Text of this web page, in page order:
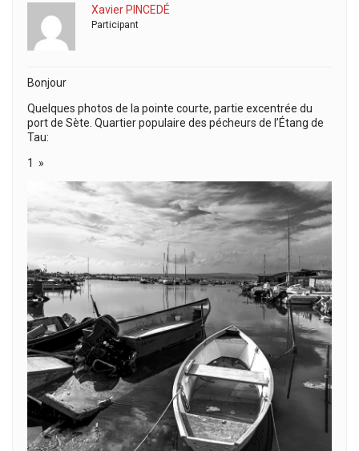
Xavier PINCEDÉ
Participant
Bonjour
Quelques photos de la pointe courte, partie excentrée du
port de Sète. Quartier populaire des pécheurs de l’Étang de
Tau:
1 »